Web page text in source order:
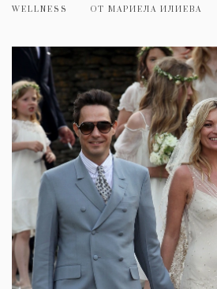
WELLNESS ОТ МАРИЕЛА ИЛИЕВА